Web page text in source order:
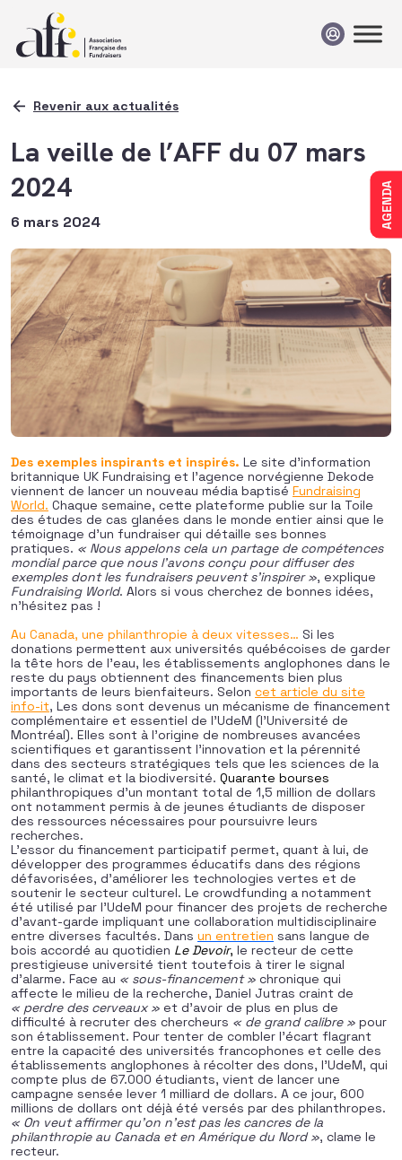
AGENDA
Revenir aux actualités
La veille de l’AFF du 07 mars
2024
6 mars 2024
Des exemples inspirants et inspirés. Le site d’information
britannique UK Fundraising et l’agence norvégienne Dekode
viennent de lancer un nouveau média baptisé Fundraising
World. Chaque semaine, cette plateforme publie sur la Toile
des études de cas glanées dans le monde entier ainsi que le
témoignage d’un fundraiser qui détaille ses bonnes
pratiques. « Nous appelons cela un partage de compétences
mondial parce que nous l’avons conçu pour diffuser des
exemples dont les fundraisers peuvent s’inspirer », explique
Fundraising World. Alors si vous cherchez de bonnes idées,
n’hésitez pas !
Au Canada, une philanthropie à deux vitesses… Si les
donations permettent aux universités québécoises de garder
la tête hors de l’eau, les établissements anglophones dans le
reste du pays obtiennent des financements bien plus
importants de leurs bienfaiteurs. Selon cet article du site
info-it, Les dons sont devenus un mécanisme de financement
complémentaire et essentiel de l’UdeM (l’Université de
Montréal). Elles sont à l’origine de nombreuses avancées
scientifiques et garantissent l’innovation et la pérennité
dans des secteurs stratégiques tels que les sciences de la
santé, le climat et la biodiversité. Quarante bourses
philanthropiques d’un montant total de 1,5 million de dollars
ont notamment permis à de jeunes étudiants de disposer
des ressources nécessaires pour poursuivre leurs
recherches.
L’essor du financement participatif permet, quant à lui, de
développer des programmes éducatifs dans des régions
défavorisées, d’améliorer les technologies vertes et de
soutenir le secteur culturel. Le crowdfunding a notamment
été utilisé par l’UdeM pour financer des projets de recherche
d’avant-garde impliquant une collaboration multidisciplinaire
entre diverses facultés. Dans un entretien sans langue de
bois accordé au quotidien Le Devoir, le recteur de cette
prestigieuse université tient toutefois à tirer le signal
d’alarme. Face au « sous-financement » chronique qui
affecte le milieu de la recherche, Daniel Jutras craint de
« perdre des cerveaux » et d’avoir de plus en plus de
difficulté à recruter des chercheurs « de grand calibre » pour
son établissement. Pour tenter de combler l’écart flagrant
entre la capacité des universités francophones et celle des
établissements anglophones à récolter des dons, l’UdeM, qui
compte plus de 67.000 étudiants, vient de lancer une
campagne sensée lever 1 milliard de dollars. A ce jour, 600
millions de dollars ont déjà été versés par des philanthropes.
« On veut affirmer qu’on n’est pas les cancres de la
philanthropie au Canada et en Amérique du Nord », clame le
recteur.